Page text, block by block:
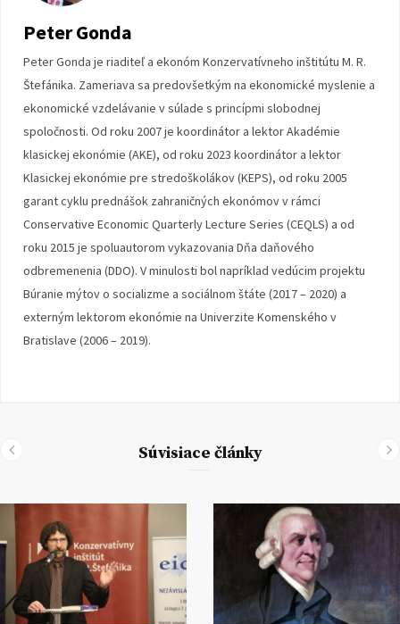
Peter Gonda
Peter Gonda je riaditeľ a ekonóm Konzervatívneho inštitútu M. R.
Štefánika. Zameriava sa predovšetkým na ekonomické myslenie a
ekonomické vzdelávanie v súlade s princípmi slobodnej
spoločnosti. Od roku 2007 je koordinátor a lektor Akadémie
klasickej ekonómie (AKE), od roku 2023 koordinátor a lektor
Klasickej ekonómie pre stredoškolákov (KEPS), od roku 2005
garant cyklu prednášok zahraničných ekonómov v rámci
Conservative Economic Quarterly Lecture Series (CEQLS) a od
roku 2015 je spoluautorom vykazovania Dňa daňového
odbremenenia (DDO). V minulosti bol napríklad vedúcim projektu
Búranie mýtov o socializme a sociálnom štáte (2017 – 2020) a
externým lektorom ekonómie na Univerzite Komenského v
Bratislave (2006 – 2019).
Súvisiace články